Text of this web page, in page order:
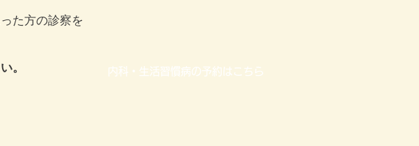
た方の診察を
。 内科・生活習慣病の予約はこちら